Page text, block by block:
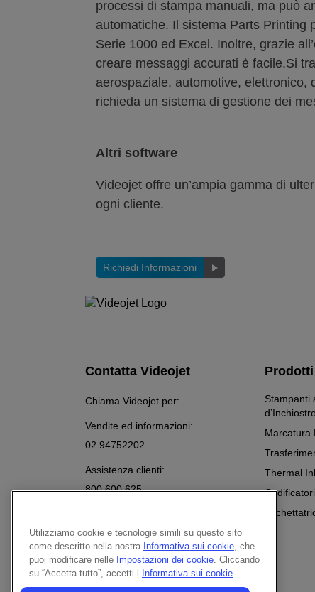
processi di stampa manuali, ma può
automatiche. Il sistema Parts Printing
Serie 1000 ed Excel. Inoltre, grazie
creare messaggi accurati è facile.Si
aerospaziale, automotive, elettronico,
richieda un sistema di gestione dei
Altri software
Videojet offre un’ampia gamma di
ogni cliente.
Richiedi Informazioni
Contatta Videojet
Chiama Videojet per:
Vendite ed informazioni:
02 94752202
Assistenza clienti:
800 600 625
inviaci una richiesta
Follow Us On
Prodotti
Stampanti
d’Inchiostro
Marcatura
Thermal
Utilizziamo cookie e tecnologie simili su questo sito
come descritto nella nostra Informativa sui cookie, che
puoi modificare nelle Impostazioni dei cookie. Cliccando
su “Accetta tutto”, accetti l
Informativa sui cookie.